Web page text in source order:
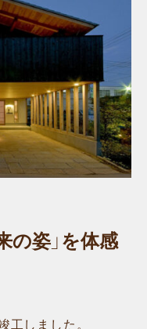
の姿」を体感
工しました。